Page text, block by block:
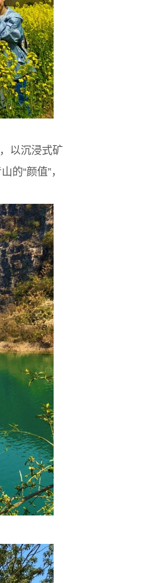
以沉浸式矿
的“颜值”，